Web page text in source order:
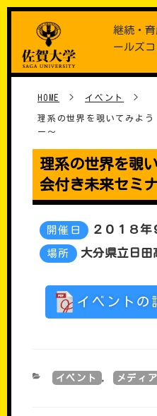
content
継続・育
ールズ
HOME > イベント >
理系の世界を覗いてみよ
ー～
理系の世界を覗
会付き未来セミ
開催日 ２０１８年
場所 大分県立日田
イベントの
CATEGORIES
イベント , メディ